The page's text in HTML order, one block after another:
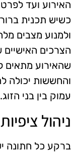
האירוע ועד
כשיש תכנית
ולמנוע מצבים
הצרכים האישיים
שהאירוע מתאים
והחששות יכולה
עמוק בין בני הזוג.
ניהול ציפיות
ברקע כל חתונה